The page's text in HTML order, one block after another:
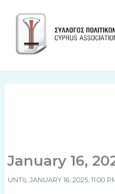
content
January 16,
UNTILJANUARY 16, 2025, 11:00